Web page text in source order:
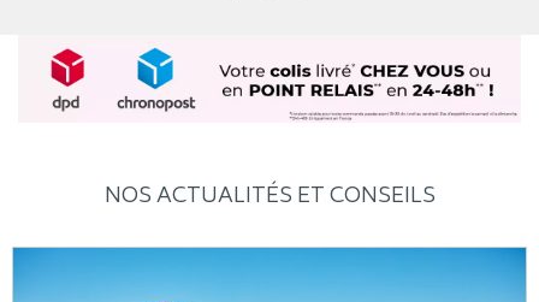
NOS ACTUALITÉS ET CONSEILS